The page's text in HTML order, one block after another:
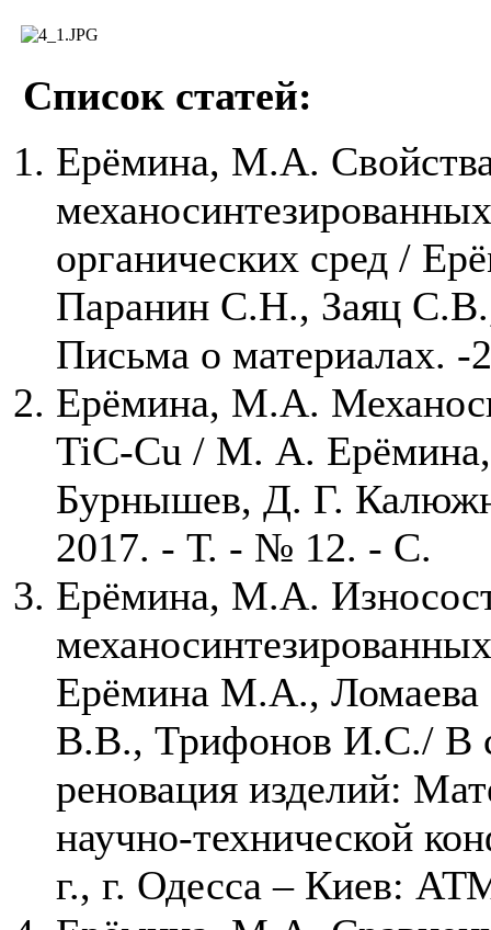
Список статей:
Ерёмина, М.А.
органических сред /
Паранин С.Н., Заяц
Письма о материалах.
Ерёмина, М.А.
TiC-Cu / М. А.
Бурнышев, Д. Г.
2017. - Т. - № 12. - С.
Ерёмина, М.А.
Ерёмина М.А.,
В.В., Трифонов И.С./ В
реновация изделий:
научно-технической
г., г. Одесса – Киев: